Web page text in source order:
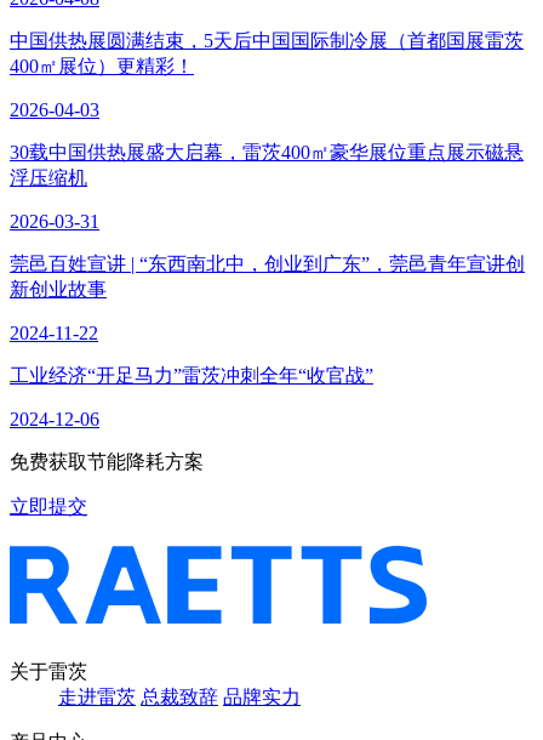
中国供热展圆满结束，5天后中国国际制冷展（首都国展雷茨
400㎡展位）更精彩！
2026-04-03
30载中国供热展盛大启幕，雷茨400㎡豪华展位重点展示磁悬
浮压缩机
2026-03-31
莞邑百姓宣讲 | “东西南北中，创业到广东”，莞邑青年宣讲创
新创业故事
2024-11-22
工业经济“开足马力”雷茨冲刺全年“收官战”
2024-12-06
免费获取节能降耗方案
立即提交
关于雷茨
走进雷茨 总裁致辞 品牌实力